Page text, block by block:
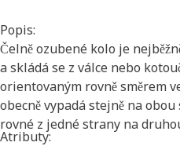
Popis:
Čelně ozubené kolo je
a skládá se z válce nebo
orientovaným rovně směrem
obecně vypadá stejně na
rovné z jedné strany na
Atributy: